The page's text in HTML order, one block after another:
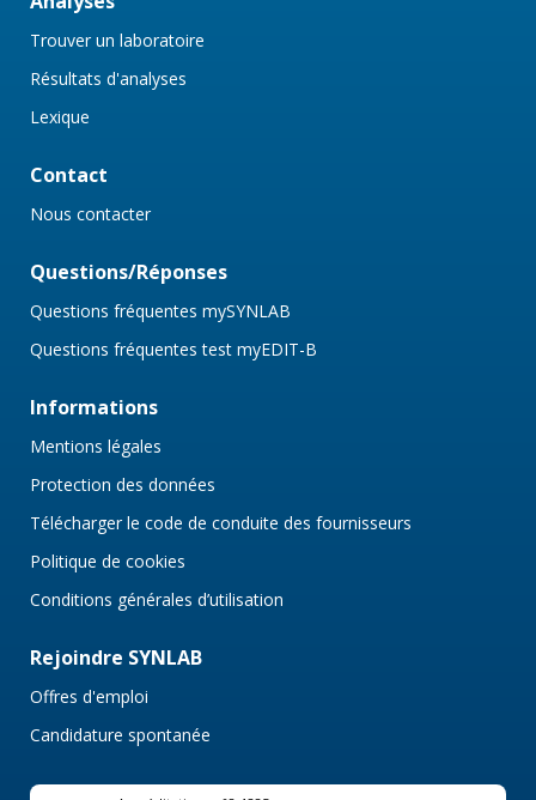
Trouver un laboratoire
Résultats d'analyses
Lexique
Contact
Nous contacter
Questions/Réponses
Questions fréquentes mySYNLAB
Questions fréquentes test myEDIT-B
Informations
Mentions légales
Protection des données
Télécharger le code de conduite des fournisseurs
Politique de cookies
Conditions générales d’utilisation
Rejoindre SYNLAB
Offres d'emploi
Candidature spontanée